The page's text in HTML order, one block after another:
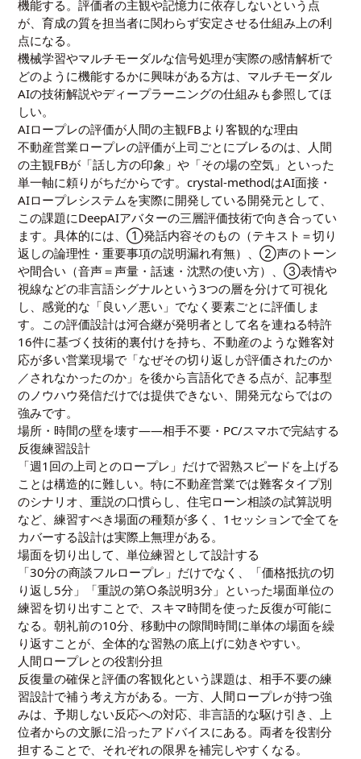
機能する。評価者の主観や記憶力に依存しないという点
が、育成の質を担当者に関わらず安定させる仕組み上の利
点になる。
機械学習やマルチモーダルな信号処理が実際の感情解析で
どのように機能するかに興味がある方は、 マルチモーダル
AIの技術解説やディープラーニングの仕組みも参照してほ
しい。
AIロープレの評価が人間の主観FBより客観的な理由
不動産営業ロープレの評価が上司ごとにブレるのは、人間
の主観FBが「話し方の印象」や「その場の空気」といった
単一軸に頼りがちだからです。crystal-methodはAI面接・
AIロープレシステムを実際に開発している開発元として、
この課題にDeepAIアバターの三層評価技術で向き合ってい
ます。具体的には、①発話内容そのもの（テキスト＝切り
返しの論理性・重要事項の説明漏れ有無）、②声のトーン
や間合い（音声＝声量・話速・沈黙の使い方）、③表情や
視線などの非言語シグナルという3つの層を分けて可視化
し、感覚的な「良い／悪い」でなく要素ごとに評価しま
す。この評価設計は河合継が発明者として名を連ねる特許
16件に基づく技術的裏付けを持ち、不動産のような難客対
応が多い営業現場で「なぜその切り返しが評価されたのか
／されなかったのか」を後から言語化できる点が、記事型
のノウハウ発信だけでは提供できない、開発元ならではの
強みです。
場所・時間の壁を壊す——相手不要・PC/スマホで完結する
反復練習設計
「週1回の上司とのロープレ」だけで習熟スピードを上げる
ことは構造的に難しい。特に不動産営業では難客タイプ別
のシナリオ、重説の口慣らし、住宅ローン相談の試算説明
など、練習すべき場面の種類が多く、1セッションで全てを
カバーする設計は実際上無理がある。
場面を切り出して、単位練習として設計する
「30分の商談フルロープレ」だけでなく、「価格抵抗の切
り返し5分」「重説の第○条説明3分」といった場面単位の
練習を切り出すことで、スキマ時間を使った反復が可能に
なる。朝礼前の10分、移動中の隙間時間に単体の場面を繰
り返すことが、全体的な習熟の底上げに効きやすい。
人間ロープレとの役割分担
反復量の確保と評価の客観化という課題は、相手不要の練
習設計で補う考え方がある。一方、人間ロープレが持つ強
みは、予期しない反応への対応、非言語的な駆け引き、上
位者からの文脈に沿ったアドバイスにある。両者を役割分
担することで、それぞれの限界を補完しやすくなる。